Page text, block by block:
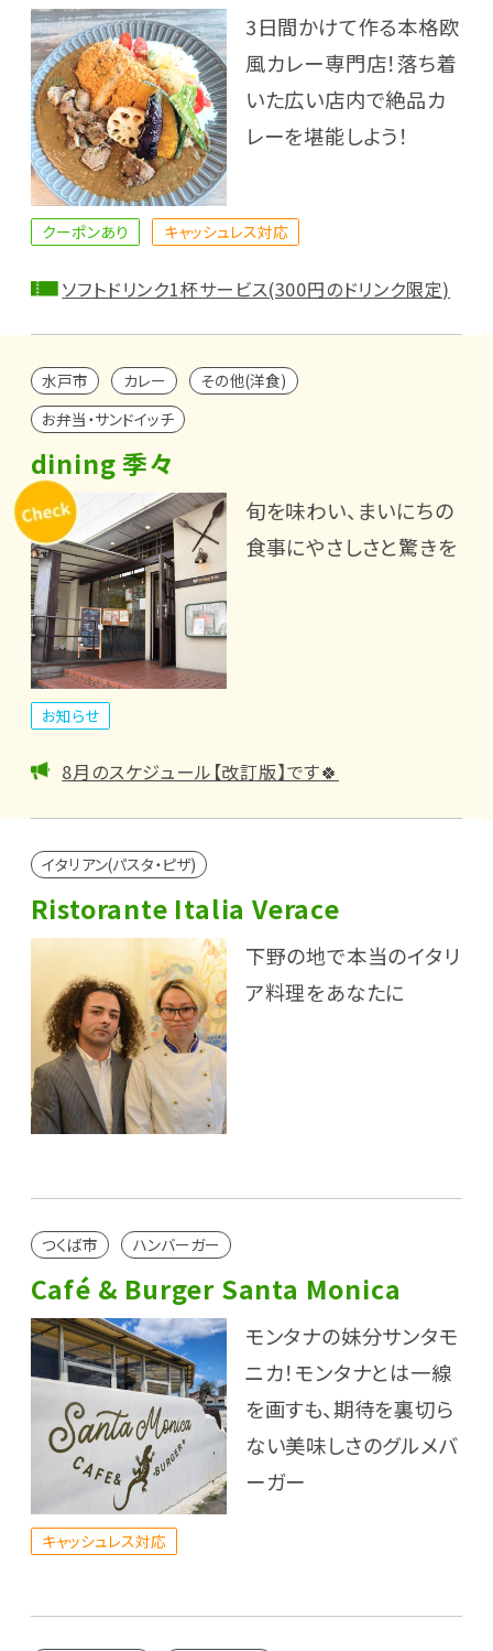
3日間かけて作る本格欧
風カレー専門店！落ち着
いた広い店内で絶品カ
レーを堪能しよう！
クーポンあり キャッシュレス対応
ソフトドリンク1杯サービス(300円のドリンク限定)
水戸市 カレー
その他(洋食)
お弁当・サンドイッチ
dining 季々
旬を味わい、まいにちの
食事にやさしさと驚きを
お知らせ
8月のスケジュール【改訂版】です🍀
イタリアン(パスタ・ピザ)
Ristorante Italia Verace
下野の地で本当のイタリ
ア料理をあなたに
つくば市 ハンバーガー
Café & Burger Santa Monica
モンタナの妹分サンタモ
ニカ！モンタナとは一線
を画すも、期待を裏切ら
ない美味しさのグルメバ
ーガー
キャッシュレス対応